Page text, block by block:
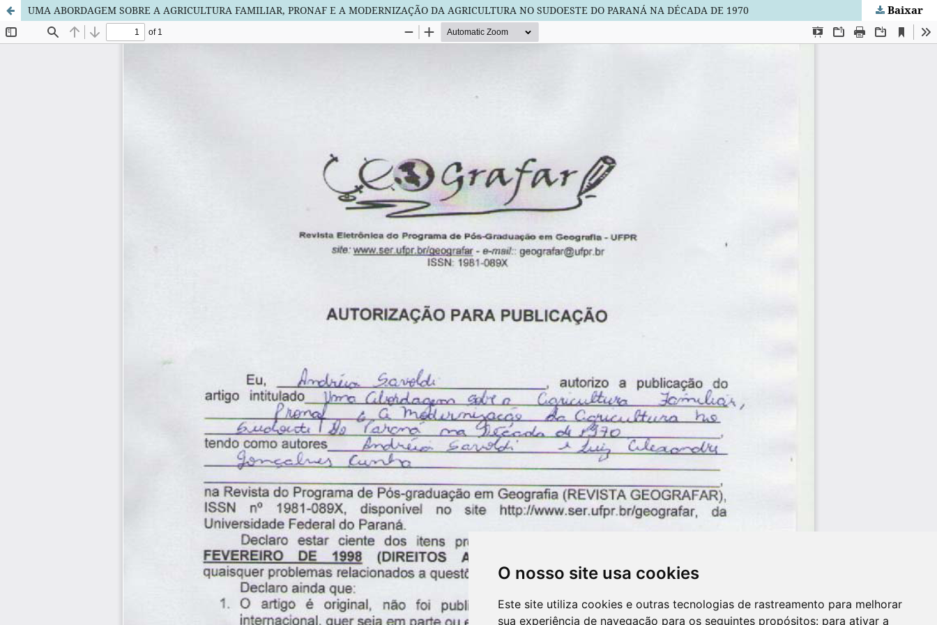
O nosso site usa cookies
Este site utiliza cookies e outras tecnologias de rastreamento para melhorar
sua experiência de navegação para os seguintes propósitos: para ativar a
UMA ABORDAGEM SOBRE A AGRICULTURA FAMILIAR, PRONAF E A MODERNIZAÇÃO DA AGRICULTURA NO SUDOESTE DO PARANÁ NA DÉCADA DE 1970 Baixar